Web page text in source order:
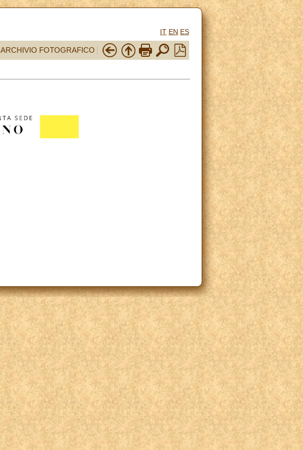
IT EN ES
ARCHIVIO FOTOGRAFICO